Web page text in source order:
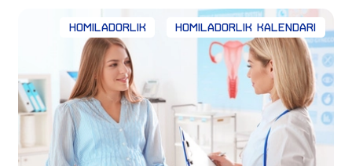
Homiladorlik Homiladorlik kalendari